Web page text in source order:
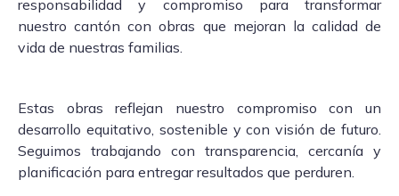
responsabilidad y compromiso para transformar
nuestro cantón con obras que mejoran la calidad de
vida de nuestras familias.
Estas obras reflejan nuestro compromiso con un
desarrollo equitativo, sostenible y con visión de futuro.
Seguimos trabajando con transparencia, cercanía y
planificación para entregar resultados que perduren.